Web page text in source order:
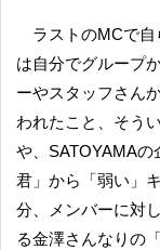
ラストのMCで自ら語ったように、体調を崩したことで一時
は自分でグループ
ーやスタッフさん
われたこと、そう
や、SATOYAMA
君」から「弱い」
分、メンバーに対
る金澤さんなりの